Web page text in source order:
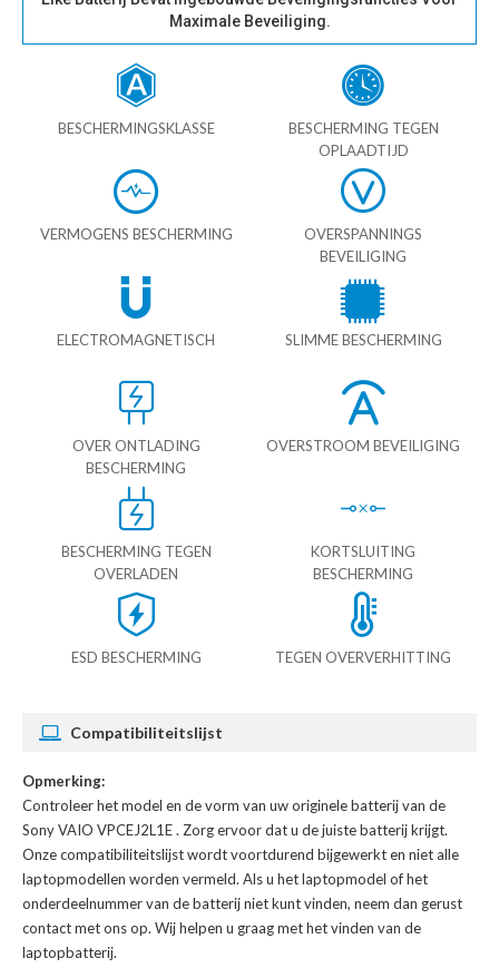
Maximale Beveiliging.
BESCHERMINGSKLASSE
BESCHERMING TEGEN
OPLAADTIJD
VERMOGENS BESCHERMING
OVERSPANNINGS
BEVEILIGING
ELECTROMAGNETISCH SLIMME BESCHERMING
OVER ONTLADING
BESCHERMING
OVERSTROOM BEVEILIGING
BESCHERMING TEGEN
OVERLADEN
KORTSLUITING
BESCHERMING
ESD BESCHERMING TEGEN OVERVERHITTING
Compatibiliteitslijst
Opmerking:
Controleer het model en de vorm van uw originele batterij van de
Sony VAIO VPCEJ2L1E. Zorg ervoor dat u de juiste batterij krijgt.
Onze compatibiliteitslijst wordt voortdurend bijgewerkt en niet alle
laptopmodellen worden vermeld. Als u het laptopmodel of het
onderdeelnummer van de batterij niet kunt vinden, neem dan gerust
contact met ons op. Wij helpen u graag met het vinden van de
laptopbatterij.